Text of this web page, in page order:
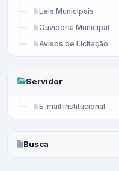
Leis Municipais
Ouvidoria Municipal
Avisos de Licitação
Servidor
E-mail institucional
Busca